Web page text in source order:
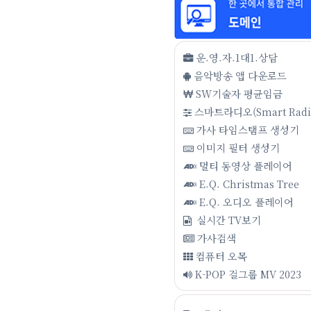
운.영.자.1대1.상담
음악방송 앱 다운로드
SW기술자 평균임금
스마트라디오(Smart
가사 타임스탬프 생성기
이미지 필터 생성기
멀티 동영상 플레이어
E.Q. Christmas Tree
E.Q. 오디오 플레이어
실시간 TV보기
가사검색
컴퓨터 오목
K-POP 걸그룹 MV 2023